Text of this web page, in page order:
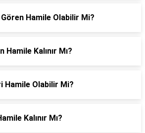
Hamile Olabilir Mi?
Kalınır Mı?
Hamile Olabilir Mi?
Kalınır Mı?